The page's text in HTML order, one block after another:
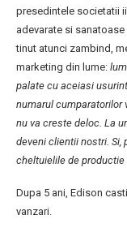
presedintele societatii
adevarate si
tinut atunci zambind,
marketing din lume:
palate cu aceiasi
numarul cumparatorilor
nu va creste deloc. La
deveni clientii nostri. Si,
cheltuielile de
Dupa 5 ani, Edison
vanzari.